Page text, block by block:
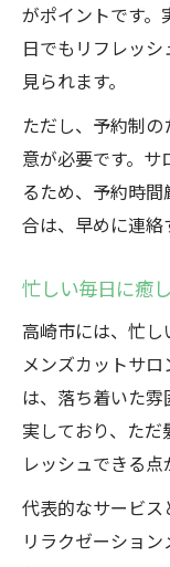
がポイントです
日でもリフレッ
見られます。
ただし、予約制
意が必要です。
るため、予約時
合は、早めに連絡
忙しい毎日に癒
高崎市には、忙
メンズカットサ
は、落ち着いた
実しており、た
レッシュできる点
代表的なサービ
リラクゼーショ